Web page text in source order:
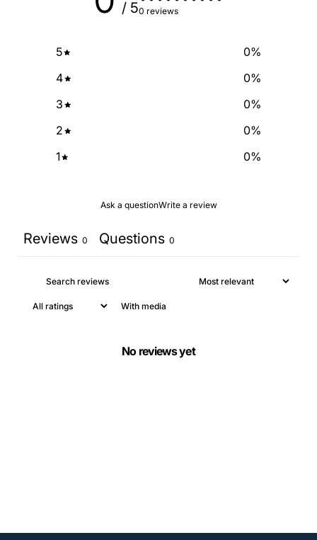
/ 50 reviews
5 0%
4
0%
3
0%
2
0%
1
0%
Ask a questionWrite a review
Reviews 0 Questions 0
With media
No reviews yet